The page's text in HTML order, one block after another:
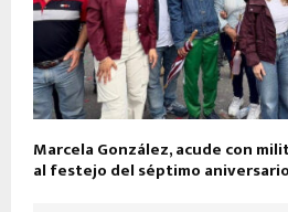
Marcela González, acude con
al festejo del séptimo